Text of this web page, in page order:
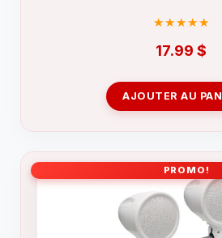
17.99$
AJOUTER AU
PROMO!